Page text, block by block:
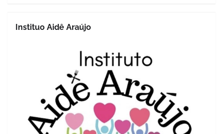
Instituo Aidê Araújo